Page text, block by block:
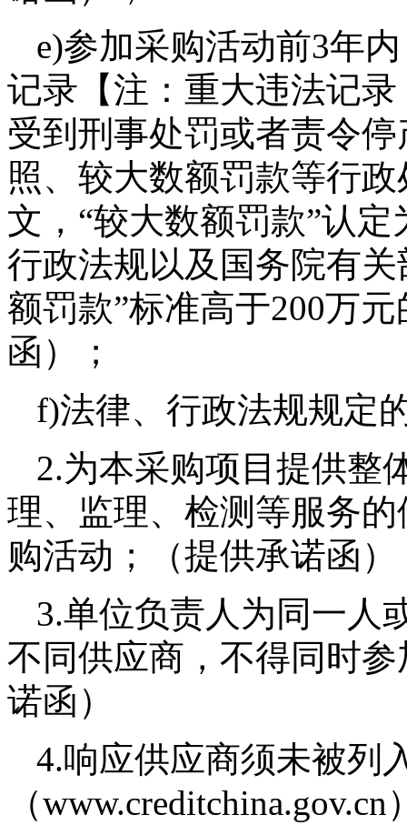
e)参加采购活动前3年
记录【注：重大违法记
受到刑事处罚或者责令
照、较大数额罚款等行
文，“较大数额罚款”认
行政法规以及国务院有
额罚款”标准高于200万
函）；
f)法律、行政法规规定
2.为本采购项目提供整
理、监理、检测等服务
购活动；（提供承诺函）
3.单位负责人为同一人
不同供应商，不得同时
诺函）
4.响应供应商须未被列
（